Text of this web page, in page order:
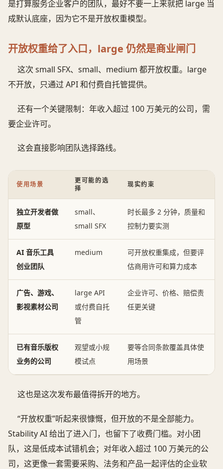
是打算服务企业客户的团队，最好不要一上来就把 large 当
成默认底座，因为它不是开放权重模型。
开放权重给了入口，large 仍然是商业闸门
这次 small SFX、small、medium 都开放权重。large
不开放，只通过 API 和付费自托管提供。
还有一个关键限制：年收入超过 100 万美元的公司，需
要企业许可。
这会直接影响团队选择路线。
使用场景
更可能的选
择
现实约束
独立开发者做
原型
small、
small SFX
时长最多 2 分钟，质量和
控制力要实测
AI 音乐工具
创业团队
medium
可开放权重集成，但要评
估商用许可和算力成本
广告、游戏、
影视素材公司
large API
或付费自托
管
企业许可、价格、赔偿责
任更关键
已有音乐版权
业务的公司
观望或小规
模试点
要等合同条款覆盖具体使
用场景
这也是这次发布最值得拆开的地方。
“开放权重”听起来很慷慨，但开放的不是全部能力。
Stability AI 给出了进入门，也留下了收费门槛。对小团
队，这是低成本试错机会；对年收入超过 100 万美元的公
司，这更像一套需要采购、法务和产品一起评估的企业软